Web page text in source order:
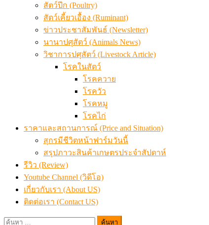
สัตว์ปีก (Poultry)
สัตว์เคี้ยวเอื้อง (Ruminant)
ข่าวประชาสัมพันธ์ (Newsletter)
นานาปศุสัตว์ (Animals News)
วิชาการปศุสัตว์ (Livestock Article)
โรคในสัตว์
โรคควาย
โรควัว
โรคหมู
โรคไก่
ราคาและสถานการณ์ (Price and Situation)
สุกรมีชีวิตหน้าฟาร์มวันนี้
สรุปภาวะสินค้าเกษตรประจำสัปดาห์
รีวิว (Review)
Youtube Channel (วิดีโอ)
เกี่ยวกับเรา (About US)
ติดต่อเรา (Contact US)
ค้นหา